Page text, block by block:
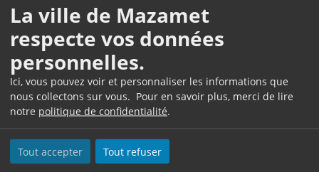
La ville de Mazamet
respecte vos données
personnelles.
Ici, vous pouvez voir et personnaliser les informations que
nous collectons sur vous. Pour en savoir plus, merci de lire
notre politique de confidentialité.
Tout accepter Tout refuser
si vous avez été oublié ou radié à tort de la liste
électorale, vous pouvez saisir le tribunal jusqu'à
l'heure de fermeture du bureau.
Où s’adresser ?
Tribunal judiciaire